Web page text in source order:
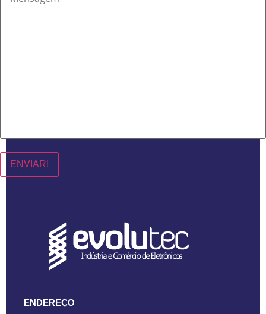
ENVIAR!
ENDEREÇO